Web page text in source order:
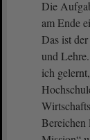
Die
am Ende
Das ist
und
ich
Bereichen